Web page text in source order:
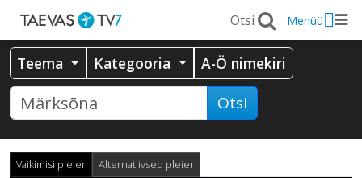
Menüü
Teema Kategooria A-Ö nimekiri
Otsi
Vaikimisi pleier Alternatiivsed pleier